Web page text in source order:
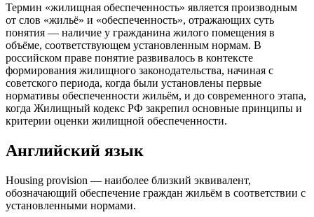
Термин «жилищная обеспеченность» является производным
от слов «жильё» и «обеспеченность», отражающих суть
понятия — наличие у гражданина жилого помещения в
объёме, соответствующем установленным нормам. В
российском праве понятие развивалось в контексте
формирования жилищного законодательства, начиная с
советского периода, когда были установлены первые
нормативы обеспеченности жильём, и до современного этапа,
когда Жилищный кодекс РФ закрепил основные принципы и
критерии оценки жилищной обеспеченности.
Английский язык
Housing provision — наиболее близкий эквивалент,
обозначающий обеспечение граждан жильём в соответствии с
установленными нормами.